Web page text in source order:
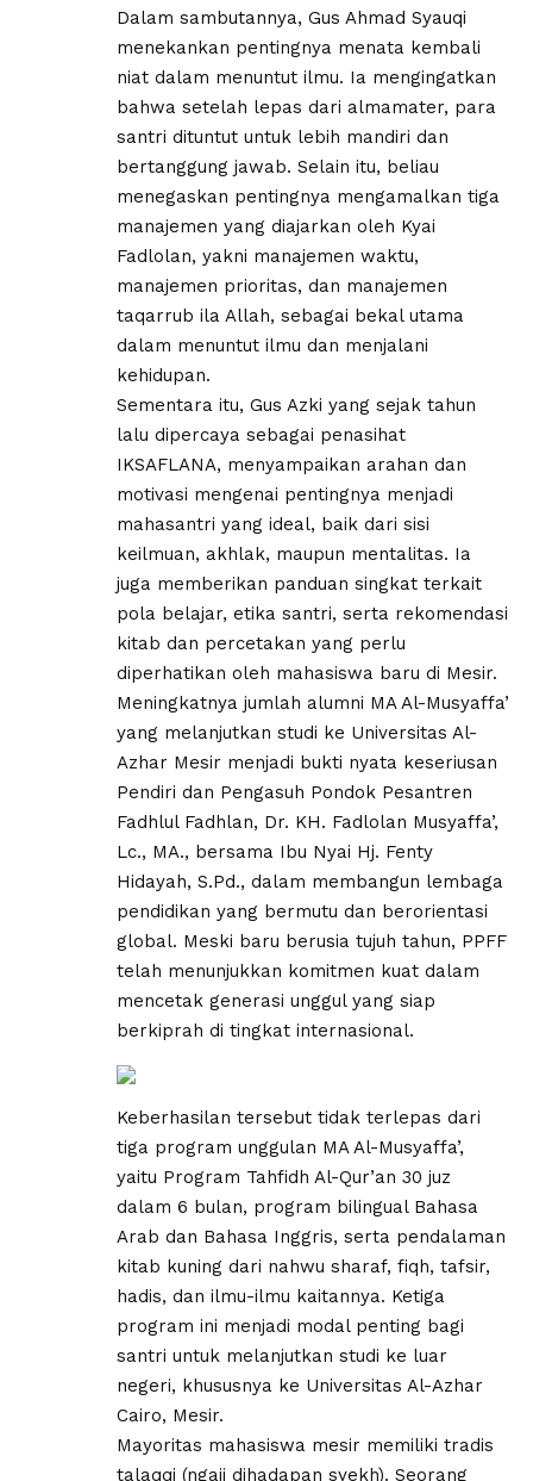
Dalam sambutannya, Gus Ahmad Syauqi
menekankan pentingnya menata kembali
niat dalam menuntut ilmu. Ia mengingatkan
bahwa setelah lepas dari almamater, para
santri dituntut untuk lebih mandiri dan
bertanggung jawab. Selain itu, beliau
menegaskan pentingnya mengamalkan tiga
manajemen yang diajarkan oleh Kyai
Fadlolan, yakni manajemen waktu,
manajemen prioritas, dan manajemen
taqarrub ila Allah, sebagai bekal utama
dalam menuntut ilmu dan menjalani
kehidupan.
Sementara itu, Gus Azki yang sejak tahun
lalu dipercaya sebagai penasihat
IKSAFLANA, menyampaikan arahan dan
motivasi mengenai pentingnya menjadi
mahasantri yang ideal, baik dari sisi
keilmuan, akhlak, maupun mentalitas. Ia
juga memberikan panduan singkat terkait
pola belajar, etika santri, serta rekomendasi
kitab dan percetakan yang perlu
diperhatikan oleh mahasiswa baru di Mesir.
Meningkatnya jumlah alumni MA Al-Musyaffa’
yang melanjutkan studi ke Universitas Al-
Azhar Mesir menjadi bukti nyata keseriusan
Pendiri dan Pengasuh Pondok Pesantren
Fadhlul Fadhlan, Dr. KH. Fadlolan Musyaffa’,
Lc., MA., bersama Ibu Nyai Hj. Fenty
Hidayah, S.Pd., dalam membangun lembaga
pendidikan yang bermutu dan berorientasi
global. Meski baru berusia tujuh tahun, PPFF
telah menunjukkan komitmen kuat dalam
mencetak generasi unggul yang siap
berkiprah di tingkat internasional.
Keberhasilan tersebut tidak terlepas dari
tiga program unggulan MA Al-Musyaffa’,
yaitu Program Tahfidh Al-Qur’an 30 juz
dalam 6 bulan, program bilingual Bahasa
Arab dan Bahasa Inggris, serta pendalaman
kitab kuning dari nahwu sharaf, fiqh, tafsir,
hadis, dan ilmu-ilmu kaitannya. Ketiga
program ini menjadi modal penting bagi
santri untuk melanjutkan studi ke luar
negeri, khususnya ke Universitas Al-Azhar
Cairo, Mesir.
Mayoritas mahasiswa mesir memiliki tradis
talaqqi (ngaji dihadapan syekh). Seorang